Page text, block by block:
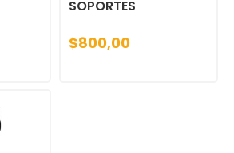
SOPORTES
$800,00